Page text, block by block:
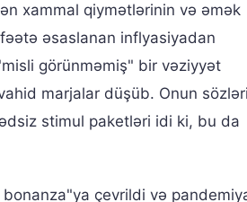
xammal qiymətlərinin və əmək
əsaslanan inflyasiyadan
görünməmiş" bir vəziyyət
marjalar düşüb. Onun
stimul paketləri idi ki, bu da
çevrildi və